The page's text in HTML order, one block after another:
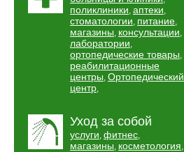
поликлиники, аптеки,
стоматологии, питание,
магазины, консультации,
лаборатории,
ортопедические товары,
реабилитационные
центры, Ортопедический
центр,
Уход за собой
услуги, фитнес,
магазины, косметология,